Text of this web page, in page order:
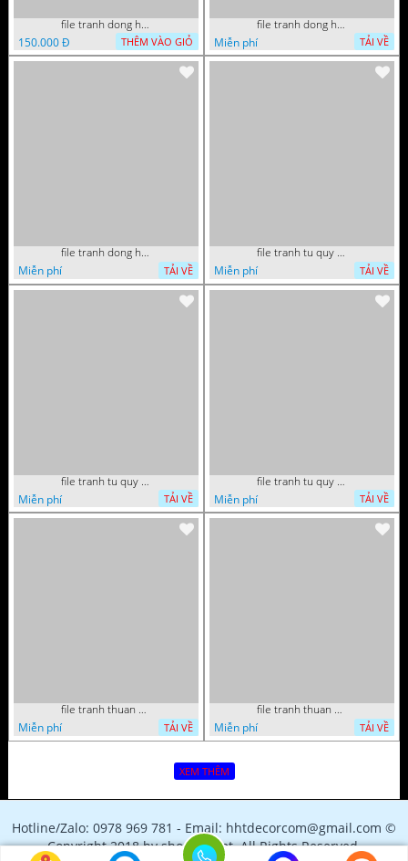
file tranh dong ho thu phap tri an cong on cha me to tien gia dinh 072026 09
150.000 Đ
THÊM VÀO GIỎ
file tranh dong ho tai loc tet cay kim tien phuc loc tho than tai di lac 072026 93
Miễn phí
TẢI VỀ
file tranh dong ho tai loc tet cay kim tien phuc loc tho than tai di lac 072026 70
Miễn phí
TẢI VỀ
file tranh tu quy tung hac dai bang ho rong phuong 082026 37
Miễn phí
TẢI VỀ
file tranh tu quy tung hac dai bang ho rong phuong 082026 21
Miễn phí
TẢI VỀ
file tranh tu quy tung hac dai bang ho rong phuong 082026 15
Miễn phí
TẢI VỀ
file tranh thuan buom xuoi gio phong thuy 082026 22
Miễn phí
TẢI VỀ
file tranh thuan buom xuoi gio phong thuy 082026 06
Miễn phí
TẢI VỀ
XEM THÊM
Hotline/Zalo: 0978 969 781 - Email: hhtdecorcom@gmail.com ©
Copyright 2018 by shopfile.net. All Rights Reserved.